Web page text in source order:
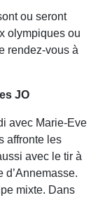
ou seront
olympiques ou
rendez-vous à
JO
avec Marie-Eve
affronte les
avec le tir à
d’Annemasse.
mixte. Dans